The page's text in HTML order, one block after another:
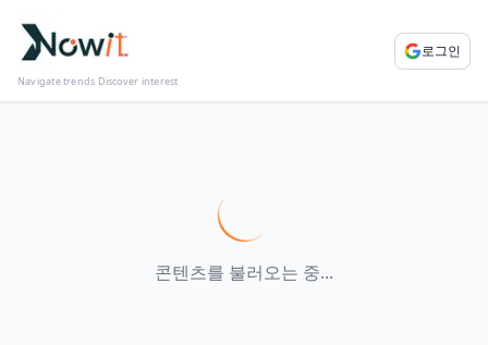
Navigate trends Discover interest
로그인
콘텐츠를 불러오는 중...